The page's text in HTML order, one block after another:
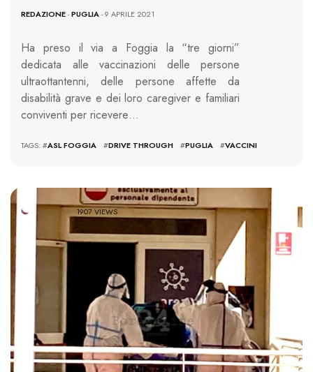
REDAZIONE-PUGLIA- 9 APRILE 2021
Ha preso il via a Foggia la “tre giorni”
dedicata alle vaccinazioni delle persone
ultraottantenni, delle persone affette da
disabilità grave e dei loro caregiver e familiari
conviventi per ricevere…
TAGS: #ASL FOGGIA #DRIVE THROUGH #PUGLIA #VACCINI
1907 VIEWS